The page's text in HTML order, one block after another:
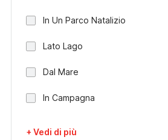
In Un Parco Natalizio
Lato Lago
Dal Mare
In Campagna
+ Vedi di più